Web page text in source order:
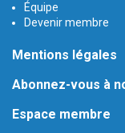
Équipe
Devenir membre
Mentions légales
Abonnez-vous à
Espace membre